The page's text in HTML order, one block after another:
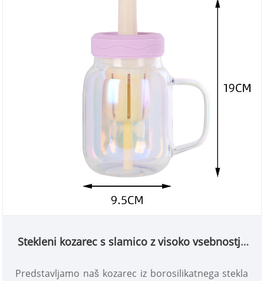
Stekleni kozarec s slamico z visoko vsebnostjo
Predstavljamo naš kozarec iz borosilikatnega stekla